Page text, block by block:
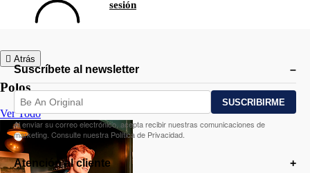
sesión
Atrás
Polos
Ver Todo
Suscríbete al newsletter
Al enviar su correo electrónico, acepta recibir nuestras comunicaciones de
marketing. Consulte nuestra Política de Privacidad.
Atención al cliente